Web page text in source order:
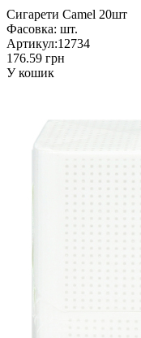
Сигарети Camel 20шт
Фасовка: шт.
Артикул:12734
176.59 грн
У кошик